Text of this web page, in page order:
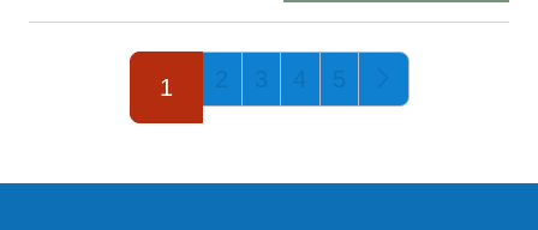
Seite 1 von 5
1 2 3 4 5